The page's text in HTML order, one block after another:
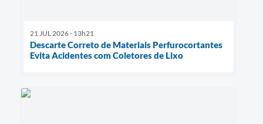
21 JUL 2026 - 13h21
Descarte Correto de Materiais Perfurocortantes
Evita Acidentes com Coletores de Lixo